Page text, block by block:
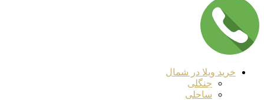
خرید ویلا در شمال
جنگلی
ساحلی